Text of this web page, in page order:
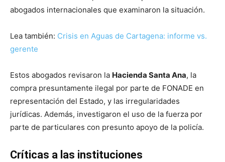
abogados internacionales que examinaron la situación.
Lea también: Crisis en Aguas de Cartagena: informe vs.
gerente
Estos abogados revisaron la Hacienda Santa Ana, la
compra presuntamente ilegal por parte de FONADE en
representación del Estado, y las irregularidades
jurídicas. Además, investigaron el uso de la fuerza por
parte de particulares con presunto apoyo de la policía.
Críticas a las instituciones